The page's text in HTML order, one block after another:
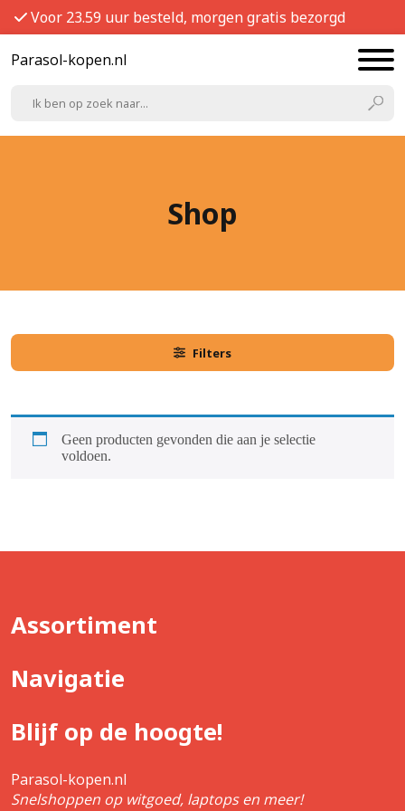
Voor 23.59 uur besteld, morgen gratis bezorgd
Parasol-kopen.nl
Shop
Filters
Geen producten gevonden die aan je selectie
voldoen.
Assortiment
Navigatie
Blijf op de hoogte!
Parasol-kopen.nl
Snelshoppen op witgoed, laptops en meer!